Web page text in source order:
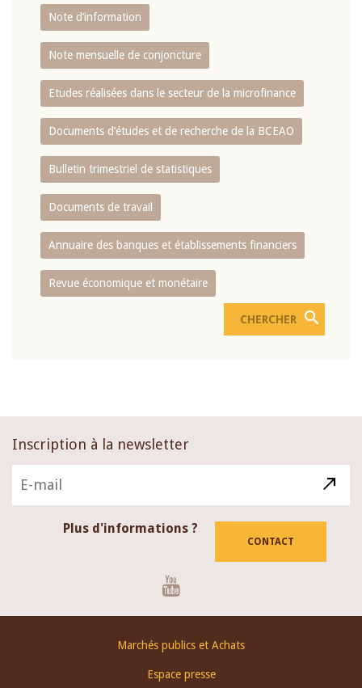
Note d’information
Note mensuelle de conjoncture
Etudes réalisées dans le secteur de la microfinance
Documents d’études et de recherche de la BCEAO
Bulletin trimestriel de statistiques
Documents de travail
Annuaire des banques et établissements financiers
Revue économique et monétaire
Inscription à la newsletter
Plus d'informations ?
CONTACT
Marchés publics et Achats
Espace presse